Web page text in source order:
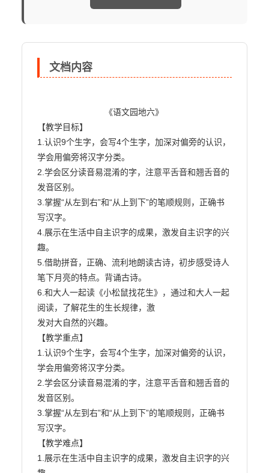
文档内容
【教学目标】
1.认识9个生字，会写4个生字，加深对偏旁的认识，
学会用偏旁将汉字分类。
2.学会区分读音易混淆的字，注意平舌音和翘舌音的
发音区别。
3.掌握“从左到右”和“从上到下”的笔顺规则，正确书
写汉字。
4.展示在生活中自主识字的成果，激发自主识字的兴
趣。
5.借助拼音，正确、流利地朗读古诗，初步感受诗人
笔下月亮的特点。背诵古诗。
6.和大人一起读《小松鼠找花生》，通过和大人一起
阅读，了解花生的生长规律，激
发对大自然的兴趣。
【教学重点】
1.认识9个生字，会写4个生字，加深对偏旁的认识，
学会用偏旁将汉字分类。
2.学会区分读音易混淆的字，注意平舌音和翘舌音的
发音区别。
3.掌握“从左到右”和“从上到下”的笔顺规则，正确书
写汉字。
【教学难点】
1.展示在生活中自主识字的成果，激发自主识字的兴